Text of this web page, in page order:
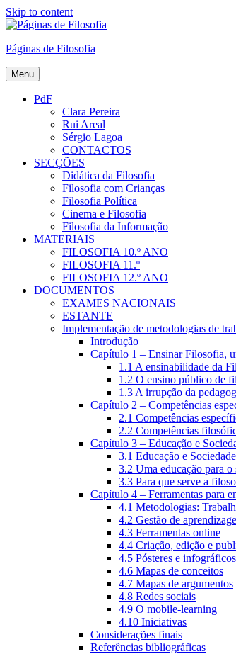
Skip to content
Páginas de Filosofia
Menu
PdF
Clara Pereira
Rui Areal
Sérgio Lagoa
CONTACTOS
SECÇÕES
Didática da Filosofia
Filosofia com Crianças
Filosofia Política
Cinema e Filosofia
Filosofia da Informação
MATERIAIS
FILOSOFIA 10.º ANO
FILOSOFIA 11.º
FILOSOFIA 12.º ANO
DOCUMENTOS
EXAMES NACIONAIS
ESTANTE
Implementação de metodologias de
Introdução
Capítulo 1 – Ensinar Filosofia,
1.1 A ensinabilidade da
1.2 O ensino público de
1.3 A irrupção da
Capítulo 2 – Competências
2.1 Competências
2.2 Competências
Capítulo 3 – Educação e
3.1 Educação e
3.2 Uma educação para
3.3 Para que serve a
Capítulo 4 – Ferramentas para
4.1 Metodologias:
4.2 Gestão de
4.3 Ferramentas online
4.4 Criação, edição e
4.5 Pósteres e infográficos
4.6 Mapas de conceitos
4.7 Mapas de argumentos
4.8 Redes sociais
4.9 O mobile-learning
4.10 Iniciativas
Considerações finais
Referências bibliográficas